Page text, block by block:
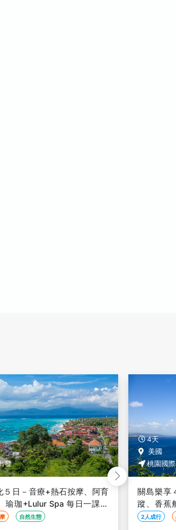
發
比基尼島海上鞦韆、海豚遊
摩托車、魚眼公園文化秀、
Ｇ艙含機場稅、２人成行】
２人成行
5天
美國
桃園國
關島輕鬆
選度假酒
含機場稅
2人成行